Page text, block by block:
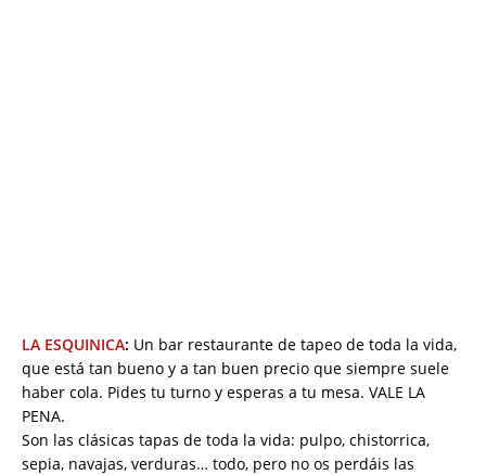
LA ESQUINICA: Un bar restaurante de tapeo de toda la vida,
que está tan bueno y a tan buen precio que siempre suele
haber cola. Pides tu turno y esperas a tu mesa. VALE LA
PENA.
Son las clásicas tapas de toda la vida: pulpo, chistorrica,
sepia, navajas, verduras… todo, pero no os perdáis las